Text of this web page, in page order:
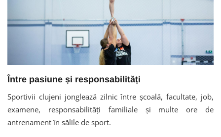
Între pasiune și responsabilități
Sportivii clujeni jonglează zilnic între școală, facultate, job,
examene, responsabilități familiale și multe ore de
antrenament în sălile de sport.